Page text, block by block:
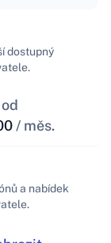
dostupný
od
/ měs.
a nabídek